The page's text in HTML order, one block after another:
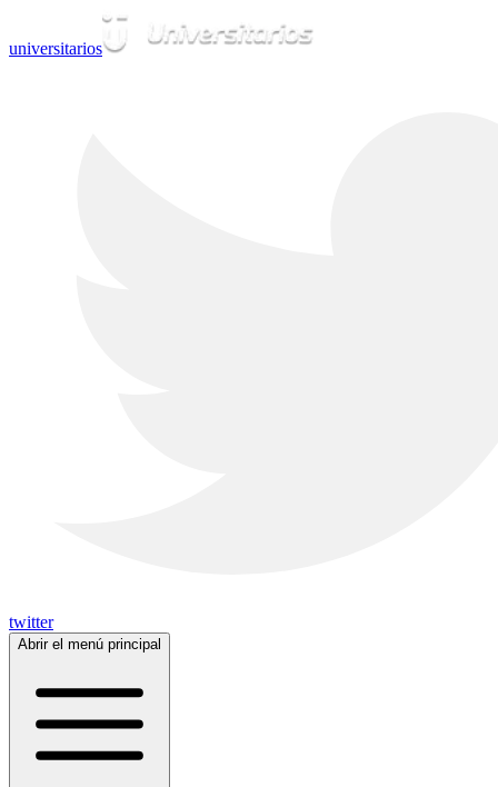
universitarios
twitter
Abrir el menú principal